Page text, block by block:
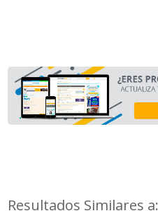
Resultados Similares a: